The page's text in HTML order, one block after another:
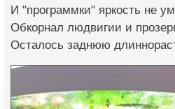
И "программки" яркость не
Обкорнал людвигии и
Осталось заднюю